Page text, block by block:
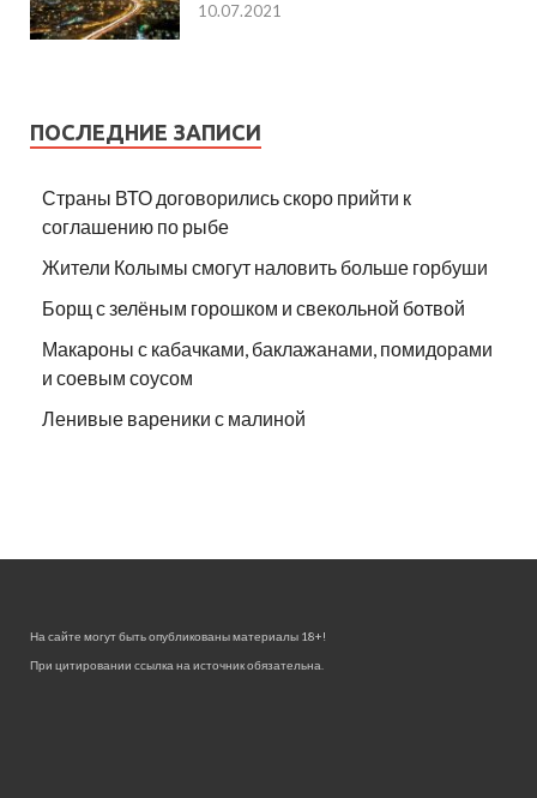
10.07.2021
ПОСЛЕДНИЕ ЗАПИСИ
Страны ВТО договорились скоро прийти к
соглашению по рыбе
Жители Колымы смогут наловить больше горбуши
Борщ с зелёным горошком и свекольной ботвой
Макароны с кабачками, баклажанами, помидорами
и соевым соусом
Ленивые вареники с малиной
На сайте могут быть опубликованы материалы 18+!
При цитировании ссылка на источник обязательна.